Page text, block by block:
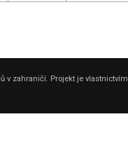
v zahraničí. Projekt je vlastnictvím